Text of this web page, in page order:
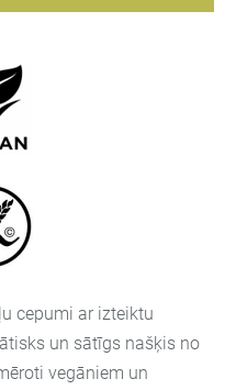
cepumi ar izteiktu
un sātīgs našķis no
vegāniem un